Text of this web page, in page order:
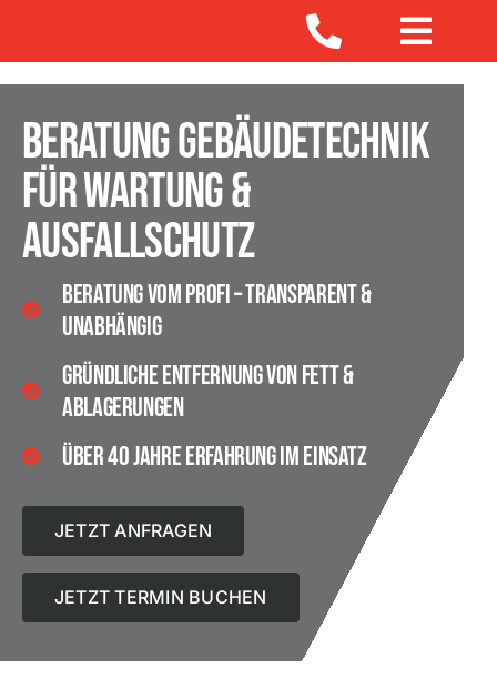
Toggle
Home
Über uns
Service
Jobs
Ratgeber
Beratung Gebäudetechnik
für Wartung &
Ausfallschutz
Beratung vom Profi – transparent &
unabhängig
Gründliche Entfernung von Fett &
Ablagerungen
Über 40 Jahre Erfahrung im Einsatz
JETZT ANFRAGEN
JETZT TERMIN BUCHEN